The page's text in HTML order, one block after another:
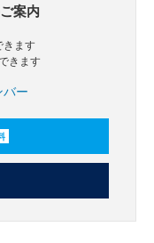
案内
きます
きます
ー